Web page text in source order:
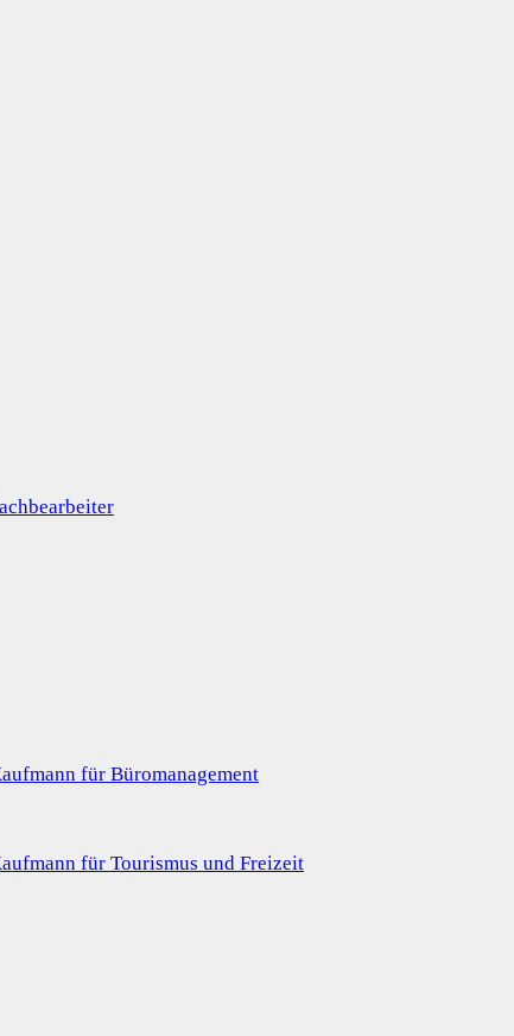
für Büromanagement
für Tourismus und Freizeit